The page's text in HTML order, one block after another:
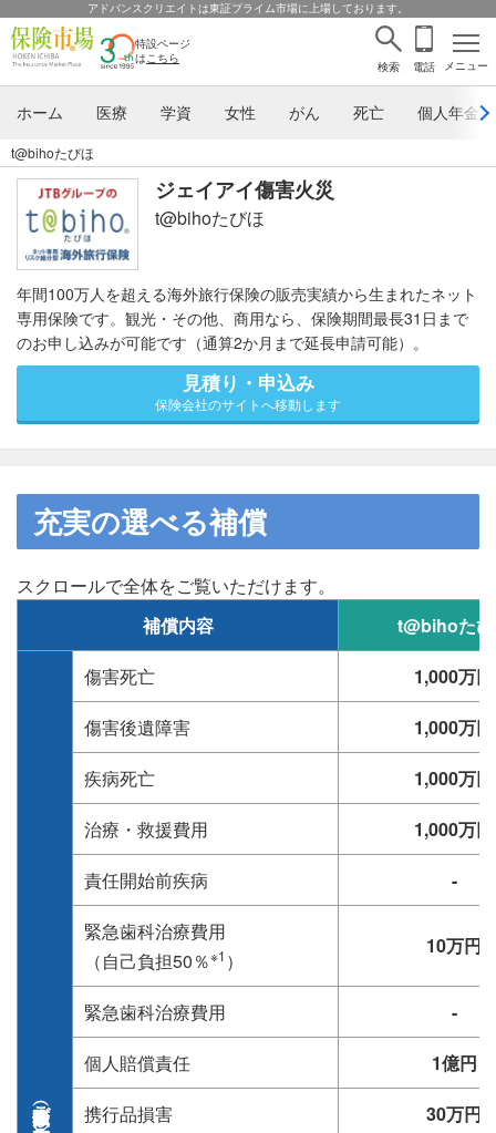
アドバンスクリエイトは東証プライム市場に上場しております。
特設ページ
は こちら
検索 電話 メニュー
ホーム 医療 学資 女性 がん 死亡 個人年金
t@bihoたびほ
ジェイアイ傷害火災
t@bihoたびほ
年間100万人を超える海外旅行保険の販売実績から生まれたネット
専用保険です。観光・その他、商用なら、保険期間最長31日まで
のお申し込みが可能です（通算2か月まで延長申請可能）。
見積り・申込み
保険会社のサイトへ移動します
充実の選べる補償
スクロールで全体をご覧いただけます。
補償内容
t@bihoた
保険金額（ご契約金額）
傷害死亡
1,000万円
傷害後遺障害
1,000万円
疾病死亡
1,000万円
治療・救援費用
1,000万円
責任開始前疾病
-
緊急歯科治療費用
（自己負担50％※1 ）
10万円
緊急歯科治療費用
-
個人賠償責任
1億円
携行品損害
30万円